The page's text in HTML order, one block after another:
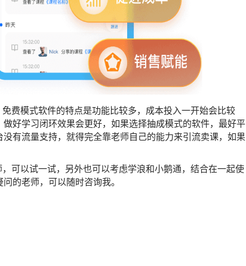
模式软件的特点是功能比较多，成本投入一开始会比较
好学习闭环效果会更好，如果选择抽成模式的软件，最好平
有流量支持，就得完全靠老师自己的能力来引流卖课，如果
以试一试，另外也可以考虑学浪和小鹅通，结合在一起使
的老师，可以随时咨询我。